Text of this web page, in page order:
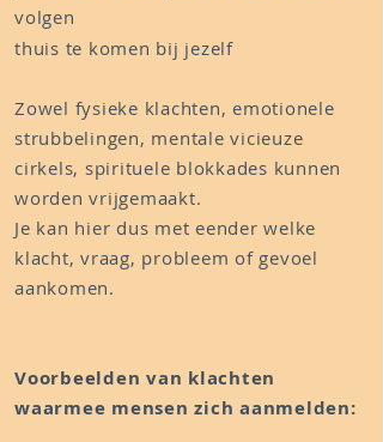
volgen
thuis te komen bij jezelf
Zowel fysieke klachten, emotionele
strubbelingen, mentale vicieuze
cirkels, spirituele blokkades kunnen
worden vrijgemaakt.
Je kan hier dus met eender welke
klacht, vraag, probleem of gevoel
aankomen.
Voorbeelden van klachten
waarmee mensen zich aanmelden: